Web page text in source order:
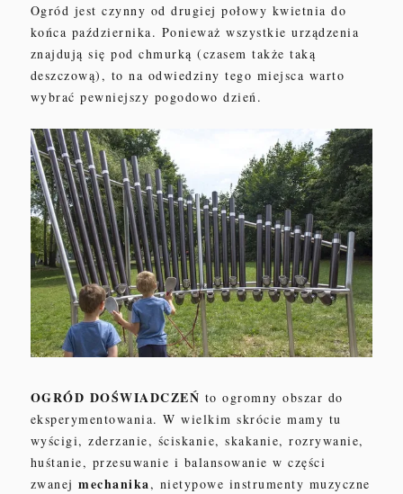
Ogród jest czynny od drugiej połowy kwietnia do
końca października. Ponieważwszystkie urządzenia
znajdują siępod chmurką (czasem także taką
deszczową), to na odwiedziny tego miejsca warto
wybrać pewniejszy pogodowo dzień.
OGRÓD DOŚWIADCZEŃ to ogromny obszar do
eksperymentowania.W wielkim skrócie mamy tu
wyścigi, zderzanie, ściskanie, skakanie, rozrywanie,
huśtanie, przesuwanie i balansowanie w części
zwanejmechanika, nietypowe instrumenty muzyczne